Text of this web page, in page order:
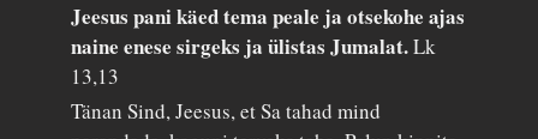
Jeesus pani käed tema peale ja otsekohe ajas
naine enese sirgeks ja ülistas Jumalat.Lk
13,13
Tänan Sind, Jeesus, et Sa tahad mind